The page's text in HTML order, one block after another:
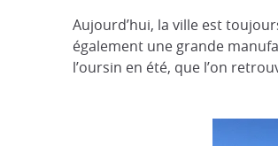
Aujourd’hui, la ville est
également une grande
l’oursin en été, que l’on